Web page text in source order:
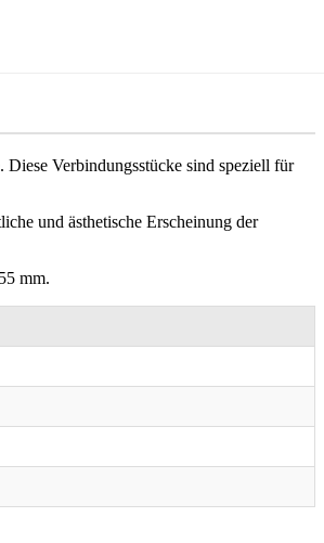
Verbindungsstücke sind speziell für
und ästhetische Erscheinung der
mm.